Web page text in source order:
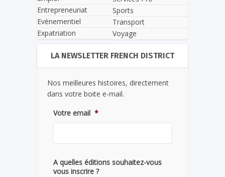
Entrepreneuriat
Evènementiel
Expatriation
Sports
Transport
Voyage
LA NEWSLETTER FRENCH DISTRICT
Nos meilleures histoires, directement
dans votre boite e-mail.
Votre email *
A quelles éditions souhaitez-vous
vous inscrire ?